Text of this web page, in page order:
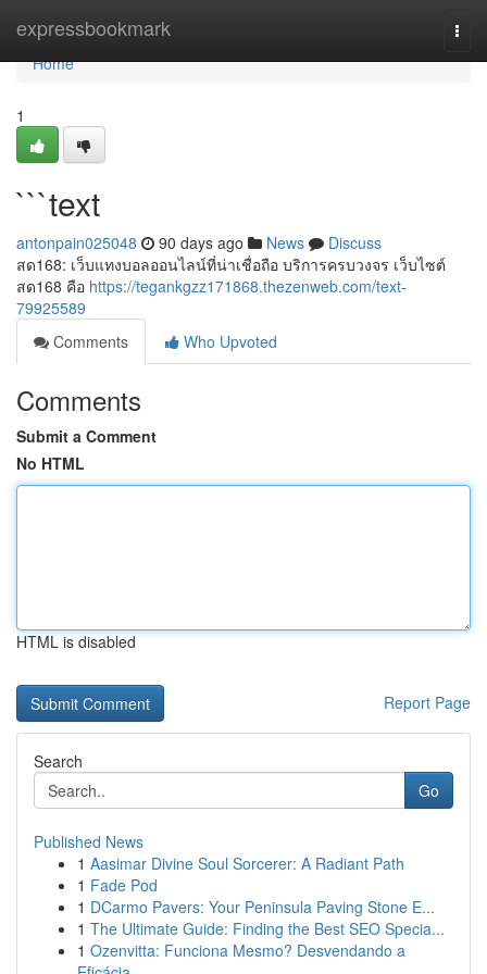
expressbookmark
Home
Home
1
```text
antonpain025048 90 days ago News
Discuss
สด168: เว็บแทงบอลออนไลน์ที่น่าเชื่อถือ บริการครบวงจร เว็บไซต์
สด168 คือ https://tegankgzz171868.thezenweb.com/text-
79925589
Comments
Who Upvoted
Comments
Submit a Comment
No HTML
HTML is disabled
Report Page
Search
Go
Published News
1 Aasimar Divine Soul Sorcerer: A Radiant Path
1 Fade Pod
1 DCarmo Pavers: Your Peninsula Paving Stone E...
1 The Ultimate Guide: Finding the Best SEO Specia...
1 Ozenvitta: Funciona Mesmo? Desvendando a